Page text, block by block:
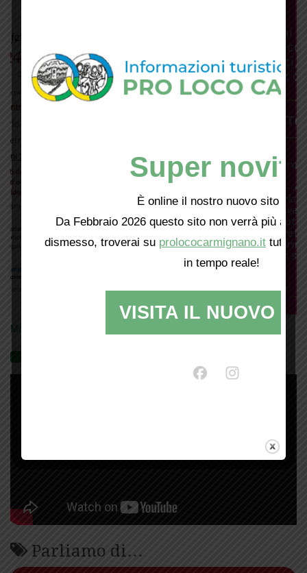
Mostra tutte le locandine
Parliamo di…
Super
È online il nostro nuovo sito web!
Da Febbraio 2026 questo sito non verrà più
dismesso, troverai su prolococarmignano.it tutti i
in tempo reale!
VISITA IL NUOVO